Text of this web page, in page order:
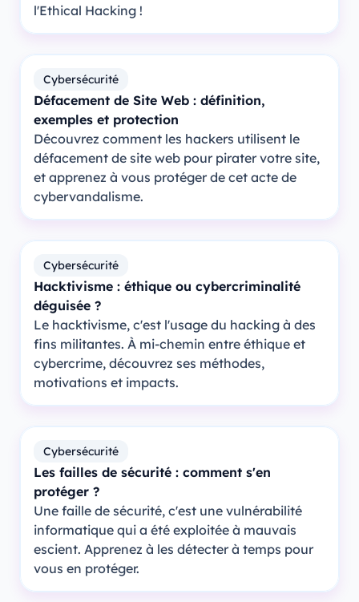
l'Ethical Hacking !
Cybersécurité
Défacement de Site Web : définition,
exemples et protection
Découvrez comment les hackers utilisent le
défacement de site web pour pirater votre site,
et apprenez à vous protéger de cet acte de
cybervandalisme.
Cybersécurité
Hacktivisme : éthique ou cybercriminalité
déguisée ?
Le hacktivisme, c'est l'usage du hacking à des
fins militantes. À mi-chemin entre éthique et
cybercrime, découvrez ses méthodes,
motivations et impacts.
Cybersécurité
Les failles de sécurité : comment s'en
protéger ?
Une faille de sécurité, c'est une vulnérabilité
informatique qui a été exploitée à mauvais
escient. Apprenez à les détecter à temps pour
vous en protéger.